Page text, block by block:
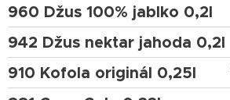
960 Džus 100% jablko 0,2l
942 Džus nektar jahoda 0,2l
910 Kofola originál 0,25l